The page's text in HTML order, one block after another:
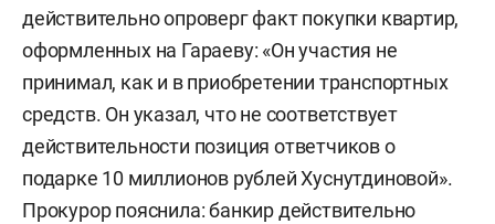
действительно опроверг факт покупки квартир,
оформленных на Гараеву: «Он участия не
принимал, как и в приобретении транспортных
средств. Он указал, что не соответствует
действительности позиция ответчиков о
подарке 10 миллионов рублей Хуснутдиновой».
Прокурор пояснила: банкир действительно